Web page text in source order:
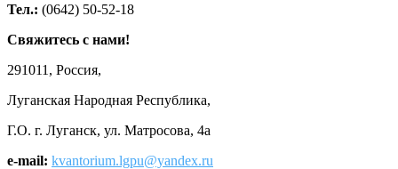
Тел.: (0642) 50-52-18
Свяжитесь с нами!
291011, Россия,
Луганская Народная Республика,
Г.О. г. Луганск, ул. Матросова, 4а
e-mail: kvantorium.lgpu@yandex.ru